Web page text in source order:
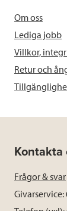
Om oss
Lediga jobb
Villkor,
Retur och
Kontakta
Frågor & svar
Givarservice: